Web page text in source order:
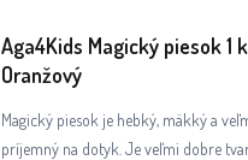
Aga4Kids Magický piesok 1
Oranžový
Magický piesok je hebký, mäkký a
príjemný na dotyk. Je veľmi dobre